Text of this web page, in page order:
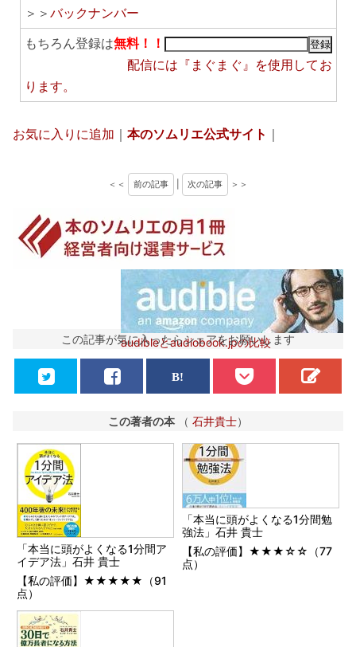
＞＞ バックナンバー
もちろん登録は無料！！
配信には 『まぐまぐ』 を使用してお
ります。
お気に入りに追加 ｜ 本のソムリエ公式サイト ｜
＜＜ 前の記事 次の記事 ＞＞
audibleとaudiobook.jpの比較
この記事が気に入ったらシェアをお願いします
この著者の本 （ 石井貴士）
「本当に頭がよくなる1分間ア
イデア法」石井 貴士
【私の評価】★★★★★（91
点）
「本当に頭がよくなる1分間勉
強法」石井 貴士
【私の評価】★★★☆☆（77
点）